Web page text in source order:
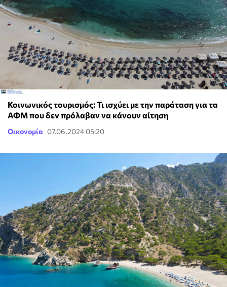
Κοινωνικός τουρισμός: Τι ισχύει με την παράταση για τα
ΑΦΜ που δεν πρόλαβαν να κάνουν αίτηση
Οικονομία 07.06.2024 05:20